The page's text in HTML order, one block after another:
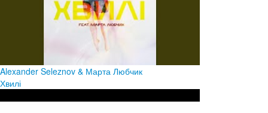
Alexander Seleznov & Марта Любчик
Хвилі